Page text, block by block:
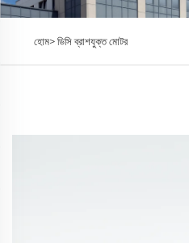
হোম>ডিসি ব্রাশযুক্ত মোটর